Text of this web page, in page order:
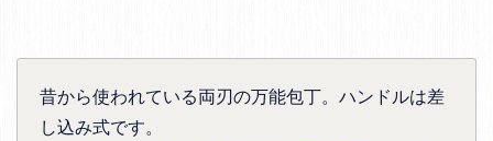
昔から使われている両刃の万能包丁。ハンドルは差
し込み式です。